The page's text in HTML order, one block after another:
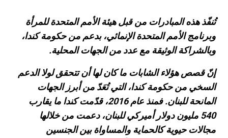
تُنفّذ هذه المبادرات من قبل هيئة الأمم المتحدة للمرأة
وبرنامج الأمم المتحدة الإنمائي، بدعم من حكومة كندا،
وبالشراكة الوثيقة مع عدد من الجهات المحلية.
إنّ قصص هؤلاء الشابات ما كان لها أن تتحقق لولا الدعم
السخي من حكومة كندا، التي تُعَدّ من أبرز الجهات
المانحة للبنان. فمنذ عام 2016، قدّمت كندا ما يقارب
540 مليون دولار أميركي للبنان، دعمت من خلالها
مجالات حيوية كالحماية والمساواة بين الجنسين